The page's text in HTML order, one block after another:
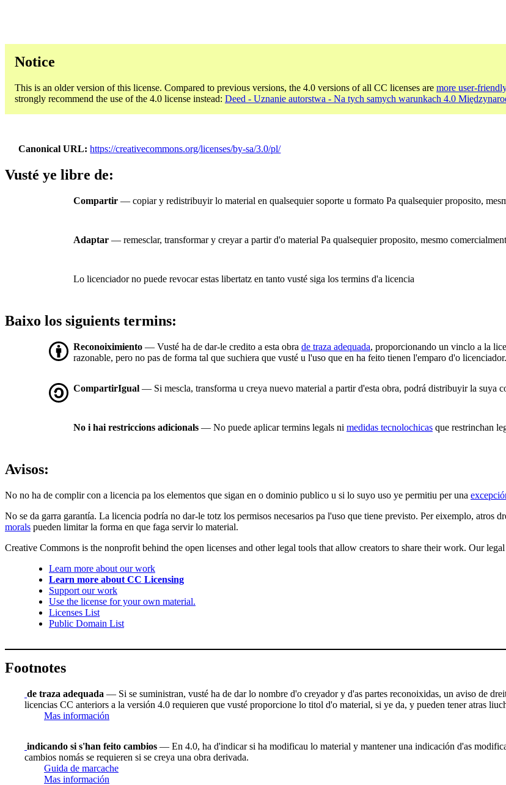
Notice
This is an older version of this license. Compared to previous versions, the 4.0 versions of all CC licenses are more user-
strongly recommend the use of the 4.0 license instead: Deed - Uznanie autorstwa - Na tych samych warunkach 4.0
Canonical URL https://creativecommons.org/licenses/by-sa/3.0/pl/
Vusté ye libre de:
Compartir — copiar y redistribuyir lo material en qualsequier soporte u formato Pa qualsequier proposito,
Adaptar — remesclar, transformar y creyar a partir d'o material Pa qualsequier proposito, mesmo
Lo licenciador no puede revocar estas libertatz en tanto vusté siga los termins d'a licencia
Baixo los siguients termins:
Reconoiximiento — Vusté ha de dar-le credito a esta obra de traza adequada, proporcionando un vinclo a la
razonable, pero no pas de forma tal que suchiera que vusté u l'uso que en ha feito tienen l'emparo d'o licenciador.
CompartirIgual — Si mescla, transforma u creya nuevo material a partir d'esta obra, podrá distribuyir la suya
No i hai restriccions adicionals — No puede aplicar termins legals ni medidas tecnolochicas que restrinchan
Avisos:
No no ha de complir con a licencia pa los elementos que sigan en o dominio publico u si lo suyo uso ye permitiu per una
No se da garra garantía. La licencia podría no dar-le totz los permisos necesarios pa l'uso que tiene previsto. Per eixemplo, atros
morals pueden limitar la forma en que faga servir lo material.
Creative Commons is the nonprofit behind the open licenses and other legal tools that allow creators to share their work. Our legal
Learn more about our work
Learn more about CC Licensing
Support our work
Use the license for your own material.
Licenses List
Public Domain List
Footnotes
de traza adequada — Si se suministran, vusté ha de dar lo nombre d'o creyador y d'as partes reconoixidas, un aviso de
licencias CC anteriors a la versión 4.0 requieren que vusté proporcione lo titol d'o material, si ye da, y pueden tener atras
Mas información
indicando si s'han feito cambios — En 4.0, ha d'indicar si ha modificau lo material y mantener una indicación d'as
cambios nomás se requieren si se creya una obra derivada.
Guida de marcache
Mas información